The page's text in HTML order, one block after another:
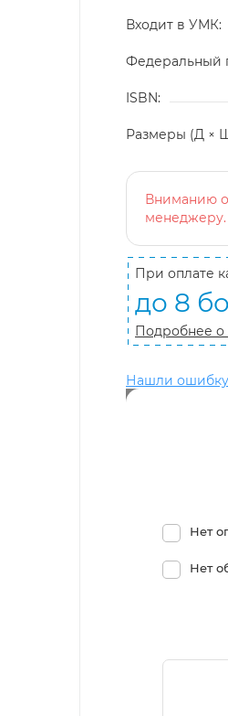
Входит в УМК:
Федеральный
ISBN:
Размеры (Д ×
Вниманию
менеджеру.
При оплате
до 8
Подробнее о
Нашли
Нет
Нет